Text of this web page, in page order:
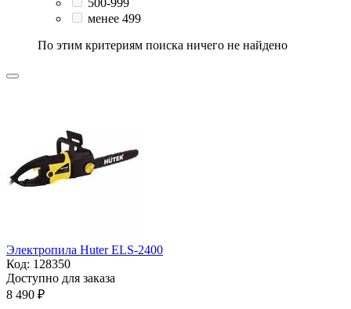
менее 499
По этим критериям поиска ничего не найдено
Электропила Huter ELS-2400
Код: 128350
Доступно для заказа
8 490 ₽